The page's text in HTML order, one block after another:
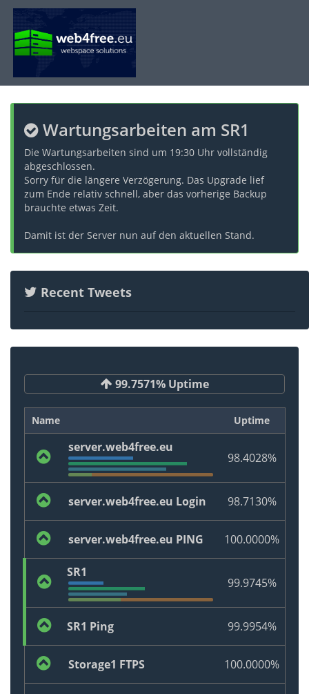
Wartungsarbeiten am SR1
Die Wartungsarbeiten sind um 19:30 Uhr vollständig
abgeschlossen.
Sorry für die längere Verzögerung. Das Upgrade lief
zum Ende relativ schnell, aber das vorherige Backup
brauchte etwas Zeit.
Damit ist der Server nun auf den aktuellen Stand.
Recent Tweets
99.7571% Uptime
Name Uptime
server.web4free.eu
98.4028%
server.web4free.eu Login 98.7130%
server.web4free.eu PING 100.0000%
SR1
99.9745%
SR1 Ping 99.9954%
Storage1 FTPS 100.0000%